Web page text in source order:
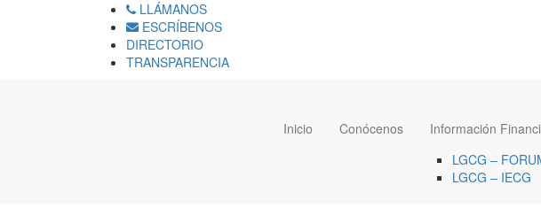
LLÁMANOS
ESCRÍBENOS
DIRECTORIO
TRANSPARENCIA
Inicio Conócenos
Información
LGCG –
LGCG – IECG